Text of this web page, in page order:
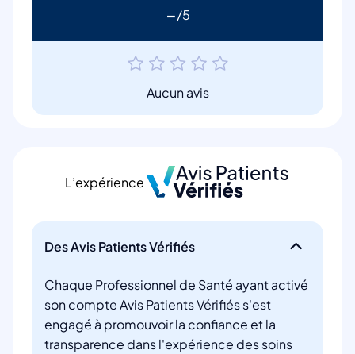
-
Aucun avis
L’expérience
Des Avis Patients Vérifiés
Chaque Professionnel de Santé ayant activé
son compte Avis Patients Vérifiés s'est
engagé à promouvoir la confiance et la
transparence dans l'expérience des soins